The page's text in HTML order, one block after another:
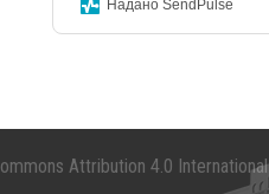
Надано SendPulse
Attribution 4.0 International